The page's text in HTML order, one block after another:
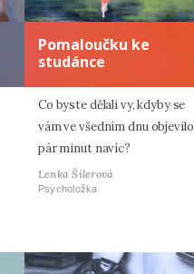
Pomaloučku ke
studánce
Co byste dělali vy, kdyby se
vám ve všedním dnu objevilo
pár minut navíc?
Lenka Šilerová
Psycholožka